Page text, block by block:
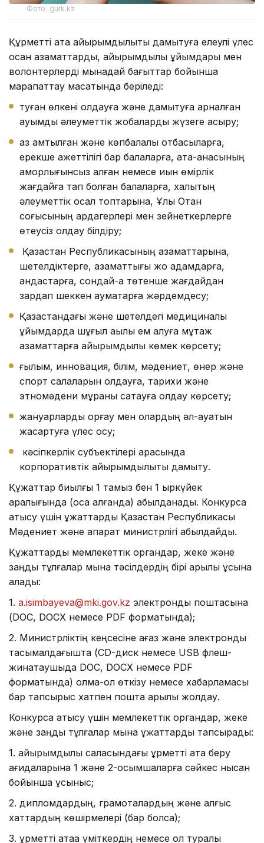
Фото: gurk.kz
Құрметті атақ қайырымдылықты дамытуға елеулі үлес
қосқан азаматтарды, қайырымдылық ұйымдары мен
волонтерлерді мынадай бағыттар бойынша
марапаттау мақсатында беріледі:
туған өлкені қолдауға және дамытуға арналған
ауқымды әлеуметтік жобаларды жүзеге асыру;
аз қамтылған және көпбалалы отбасыларға,
ерекше қажеттілігі бар балаларға, ата-анасының
қамқорлығынсыз қалған немесе қиын өмірлік
жағдайға тап болған балаларға, халықтың
әлеуметтік осал топтарына, Ұлы Отан
соғысының ардагерлері мен зейнеткерлерге
өтеусіз қолдау білдіру;
Қазақстан Республикасының азаматтарына,
шетелдіктерге, азаматтығы жоқ адамдарға,
қандастарға, сондай-ақ төтенше жағдайдан
зардап шеккен аумақтарға жәрдемдесу;
Қазақстандағы және шетелдегі медициналық
ұйымдарда шұғыл ақылы ем алуға мұқтаж
азаматтарға қайырымдылық көмек көрсету;
ғылым, инновация, білім, мәдениет, өнер және
спорт салаларын қолдауға, тарихи және
этномәдени мұраны сақтауға қолдау көрсету;
жануарларды қорғау мен олардың әл-ауқатын
жақсартуға үлес қосу;
кәсіпкерлік субъектілері арасында
корпоративтік қайырымдылықты дамыту.
Құжаттар биылғы 1 тамыз бен 1 қыркүйек
аралығында (қоса алғанда) қабылданады. Конкурсқа
қатысу үшін құжаттарды Қазақстан Республикасы
Мәдениет және ақпарат министрлігі қабылдайды.
Құжаттарды мемлекеттік органдар, жеке және
заңды тұлғалар мына тәсілдердің бірі арқылы ұсына
алады:
1. a.isimbayeva@mki.gov.kz электрондық поштасына
(DOC, DOCX немесе PDF форматында);
2. Министрліктің кеңсесіне қағаз және электрондық
тасымалдағышта (CD-диск немесе USB флеш-
жинақтаушыда DOC, DOCX немесе PDF
форматында) қолма-қол өткізу немесе хабарламасы
бар тапсырыс хатпен пошта арқылы жолдау.
Конкурсқа қатысу үшін мемлекеттік органдар, жеке
және заңды тұлғалар мына құжаттарды тапсырады:
1. қайырымдылық саласындағы құрметті атақ беру
қағидаларына 1 және 2-қосымшаларға сәйкес нысан
бойынша ұсыныс;
2. дипломдардың, грамоталардың және алғыс
хаттардың көшірмелері (бар болса);
3. құрметті атаққа үміткердің немесе ол туралы